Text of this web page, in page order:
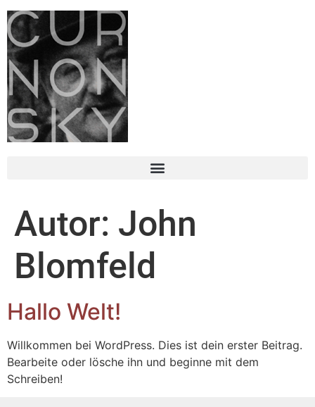
Autor: John
Blomfeld
Hallo Welt!
Willkommen bei WordPress. Dies ist dein erster Beitrag.
Bearbeite oder lösche ihn und beginne mit dem
Schreiben!